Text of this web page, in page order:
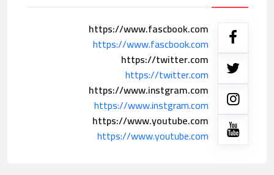
https://www.fascbook.com
https://www.fascbook.com
https://twitter.com
https://twitter.com
https://www.instgram.com
https://www.instgram.com
https://www.youtube.com
https://www.youtube.com